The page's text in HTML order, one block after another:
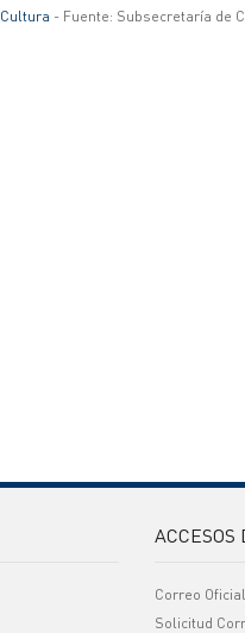
Cultura - Fuente: Subsecretaría de
ACCESOS
Correo
Solicitud